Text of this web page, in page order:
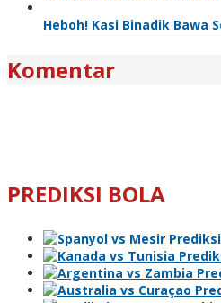
Heboh! Kasi Binadik Bawa
Komentar
PREDIKSI BOLA